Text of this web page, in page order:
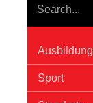
Ausbildung
Sport